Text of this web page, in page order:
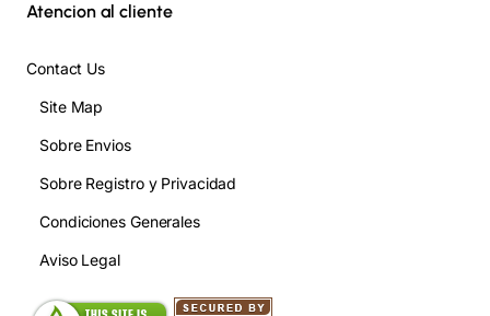
Atencion al cliente
Contact Us
Site Map
Sobre Envios
Sobre Registro y Privacidad
Condiciones Generales
Aviso Legal